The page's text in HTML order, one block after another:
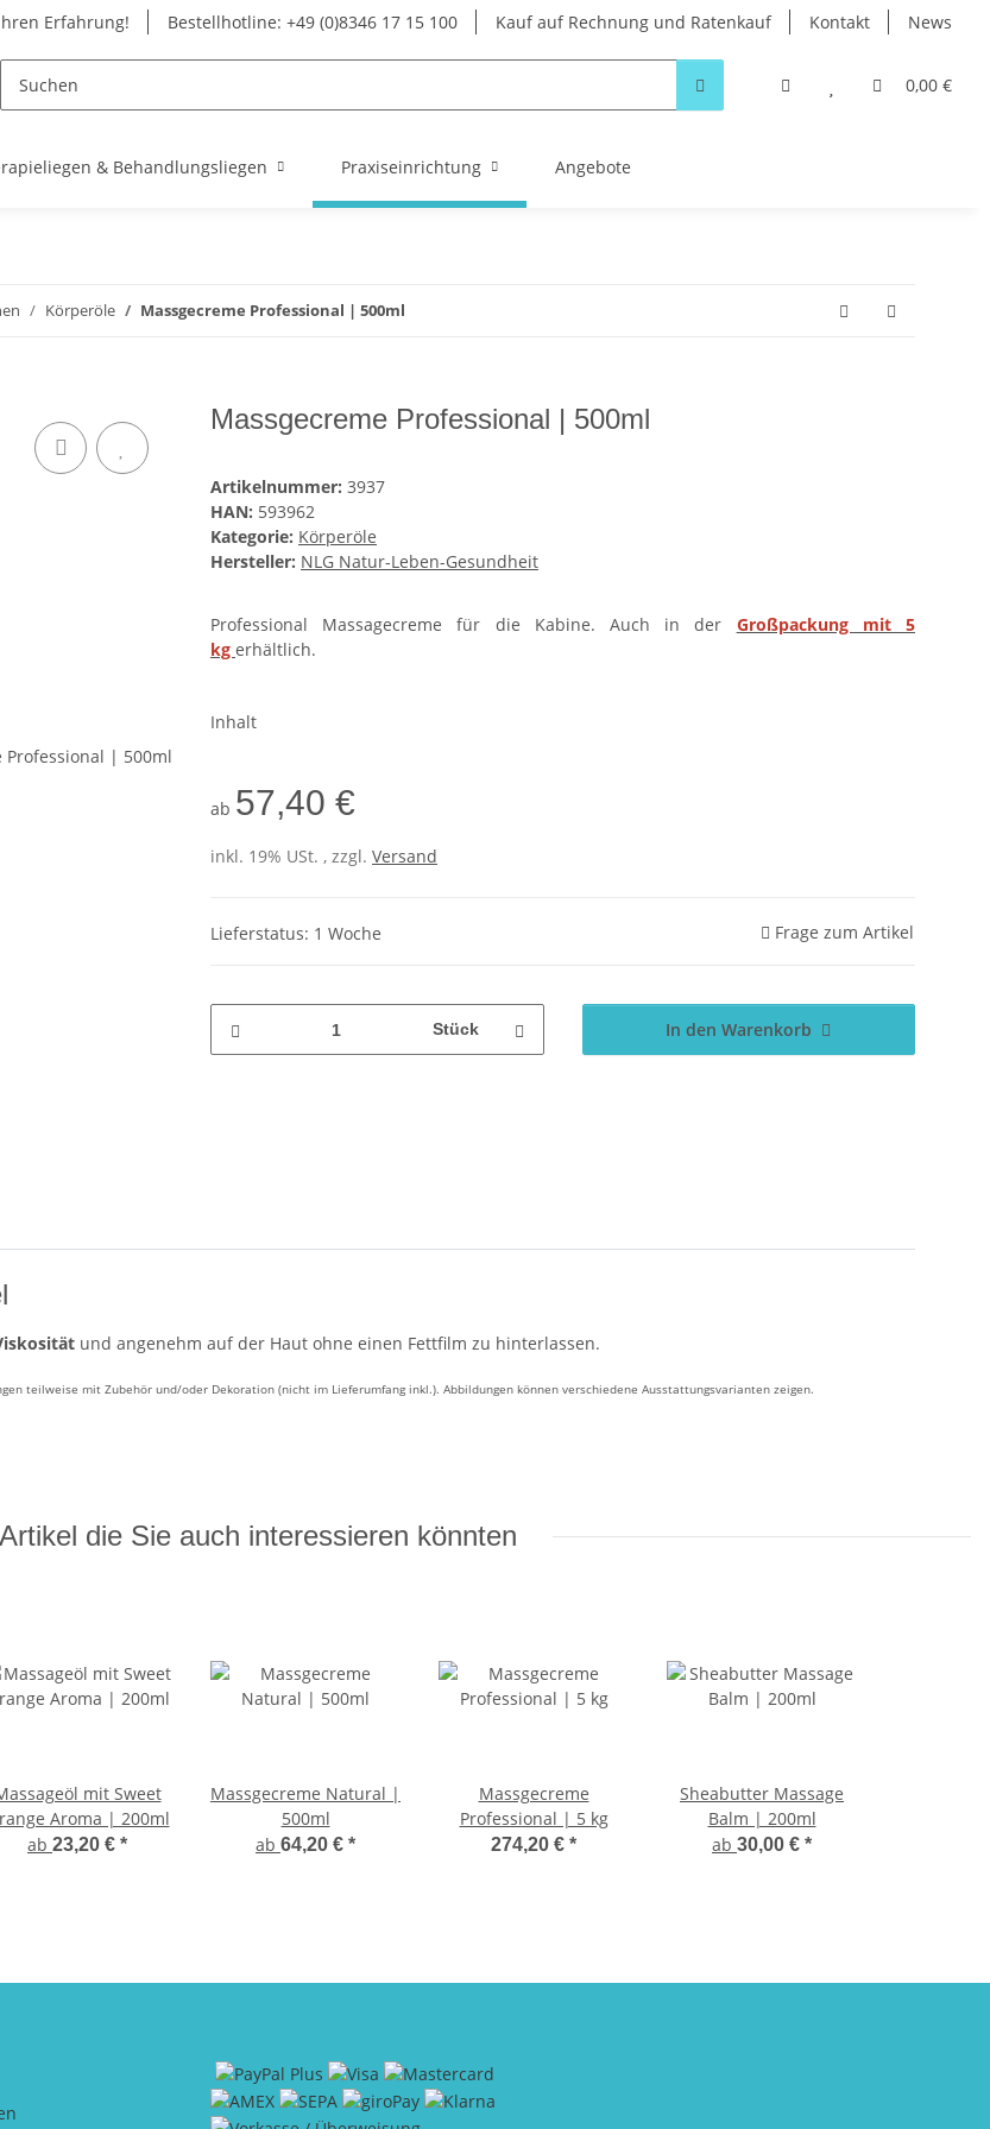
Erfahrung! Bestellhotline: +49 (0)8346 17 15 100 Kauf auf Rechnung und Ratenkauf Kontakt News
0,00 €
& Behandlungsliegen Praxiseinrichtung Angebote
Körperöle Massgecreme Professional | 500ml
Massgecreme Professional | 500ml
Artikelnummer: 3937
HAN: 593962
Kategorie: Körperöle
Hersteller: NLG Natur-Leben-Gesundheit
Professional Massagecreme für die Kabine. Auch in der Großpackung mit 5
kg erhältlich.
Inhalt
ab 57,40 €
inkl. 19% USt. , zzgl. Versand
Lieferstatus: 1 Woche Frage zum Artikel
Stück In den Warenkorb
und angenehm auf der Haut ohne einen Fettfilm zu hinterlassen.
teilweise mit Zubehör und/oder Dekoration (nicht im Lieferumfang inkl.). Abbildungen können verschiedene Ausstattungsvarianten zeigen.
die Sie auch interessieren könnten
mit Sweet
Aroma | 200ml
ab 23,20 € *
Massgecreme Natural |
500ml
ab 64,20 € *
Massgecreme
Professional | 5 kg
274,20 € *
Sheabutter Massage
Balm | 200ml
ab 30,00 € *